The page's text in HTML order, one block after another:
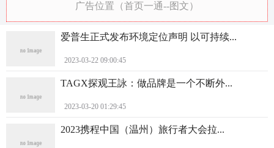
广告位置（首页一通--图文）
爱普生正式发布环境定位声明 以可持续...
2023-03-22 09:00:45
TAGX探观王詠：做品牌是一个不断外...
2023-03-20 01:29:45
2023携程中国（温州）旅行者大会拉...